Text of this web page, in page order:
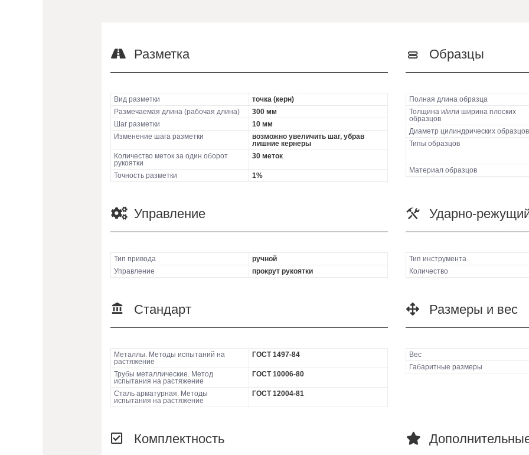
Разметка
Вид разметки
точка (керн)
Размечаемая длина (рабочая длина)
300 мм
Шаг разметки
10 мм
Изменение шага разметки
возможно увеличить шаг, убрав
лишние кернеры
Количество меток за один оборот
рукоятки
30 меток
Точность разметки 1%
Образцы
Полная длина образца
Толщина и/или ширина плоских
образцов
Диаметр цилиндрических образцов
Типы образцов
Материал образцов
Управление
Тип привода
ручной
Управление
прокрут рукоятки
Ударно-
Тип инструмента
Количество
Стандарт
Металлы. Методы испытаний на
растяжение
ГОСТ 1497-84
Трубы металлические. Метод
испытания на растяжение
ГОСТ 10006-80
Сталь арматурная. Методы
испытания на растяжение
ГОСТ 12004-81
Размеры и вес
Вес
Габаритные размеры
Комплектность